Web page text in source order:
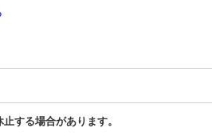
する場合があります。